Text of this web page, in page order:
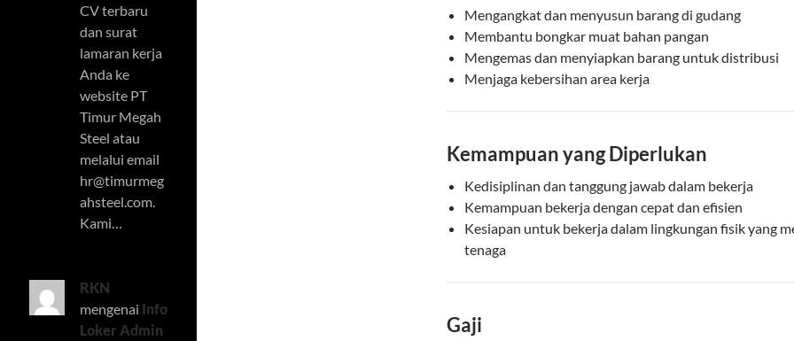
Mengangkat dan menyusun barang di gudang
Membantu bongkar muat bahan pangan
Mengemas dan menyiapkan barang untuk distribusi
Menjaga kebersihan area kerja
Kemampuan yang Diperlukan
Kedisiplinan dan tanggung jawab dalam bekerja
Kemampuan bekerja dengan cepat dan efisien
Kesiapan untuk bekerja dalam lingkungan fisik yang
tenaga
Gaji
CV terbaru
dan surat
lamaran kerja
Anda ke
website PT
Timur Megah
Steel atau
melalui email
hr@timurmeg
ahsteel.com
Kami…
RKN
mengenai Info
Loker Admin